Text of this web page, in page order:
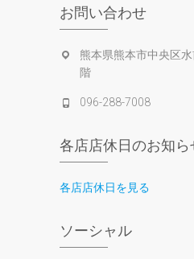
お問い合わせ
熊本県熊本市中央区
階
096-288-7008
各店店休日のお知ら
各店店休日を見る
ソーシャル